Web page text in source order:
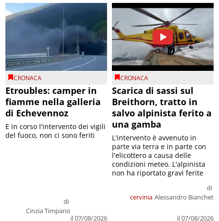
CRONACA
Etroubles: camper in
fiamme nella galleria
di Echevennoz
di
Cinzia Timpano
il 07/08/2026
E in corso l'intervento dei vigili
del fuoco, non ci sono feriti
CRONACA
Scarica di sassi sul
Breithorn, tratto in
salvo alpinista ferito a
una gamba
cervinia
di
Alessandro Bianchet
il 07/08/2026
L'intervento è avvenuto in
parte via terra e in parte con
l'elicottero a causa delle
condizioni meteo. L'alpinista
non ha riportato gravi ferite